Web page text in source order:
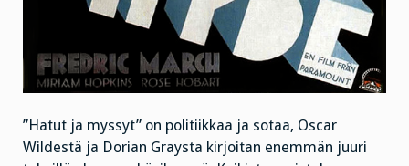
”Hatut ja myssyt” on politiikkaa ja sotaa, Oscar
Wildestä ja Dorian Graysta kirjoitan enemmän juuri